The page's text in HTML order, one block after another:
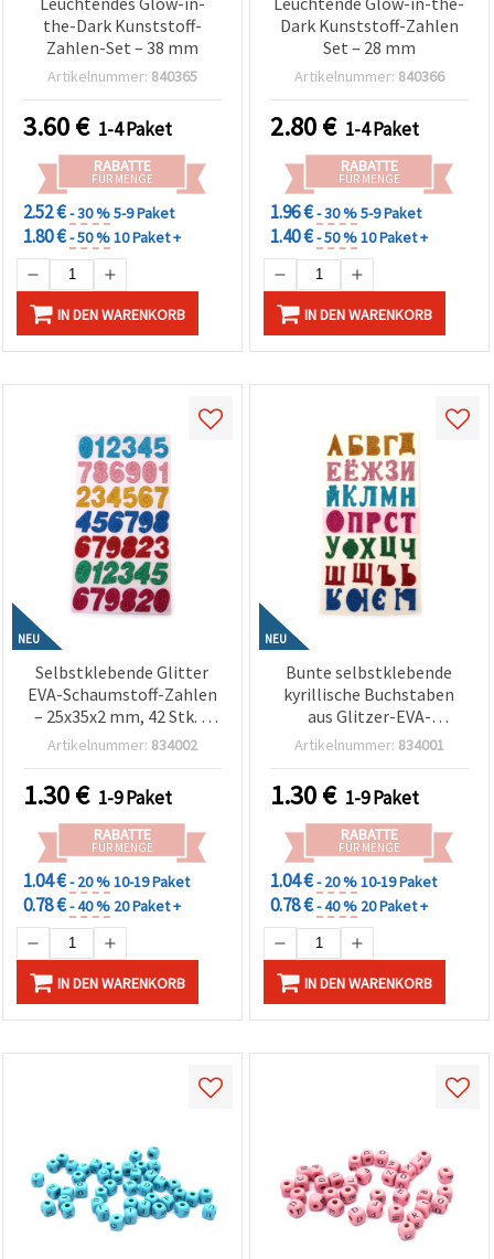
können Sie
jederzeit
ändern
widerrufen.
Cookie-
Alle
akzeptieren
Cookie-
Einstellungen
the-Dark Kunststoff-
Zahlen-Set – 38 mm
Artikelnummer: 840365
3.60€ 1-4 Paket
RABATTE
FÜR MENGE
2.52 €- 30 %5-9 Paket
1.80 €- 50 %10 Paket +
IN DEN WARENKORB
Dark Kunststoff-Zahlen
Set – 28 mm
Artikelnummer: 840366
2.80€ 1-4 Paket
RABATTE
FÜR MENGE
1.96 €- 30 %5-9 Paket
1.40 €- 50 %10 Paket +
IN DEN WARENKORB
NEU
Selbstklebende Glitter
EVA-Schaumstoff-Zahlen
– 25x35x2 mm, 42 Stk. –
Funkelnde Sticker für
Lernprojekte
Artikelnummer: 834002
1.30€ 1-9 Paket
RABATTE
FÜR MENGE
1.04 €- 20 %10-19 Paket
0.78 €- 40 % 20 Paket +
IN DEN WARENKORB
NEU
Bunte selbstklebende
kyrillische Buchstaben
aus Glitzer-EVA-
Schaumstoff – 33 Stück
Basteln, Karten &
Dekorationen
Artikelnummer: 834001
1.30€ 1-9 Paket
RABATTE
FÜR MENGE
1.04 €- 20 %10-19 Paket
0.78 €- 40 % 20 Paket +
IN DEN WARENKORB